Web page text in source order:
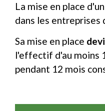
La mise en place
dans les entreprises
Sa mise en place
l'effectif d'au moins
pendant 12 mois